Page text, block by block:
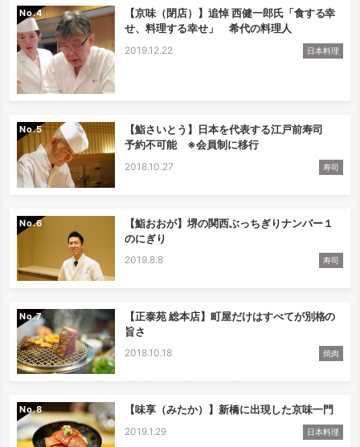
No.
【京味（閉店）】追悼 西健一郎氏「食する幸
せ、料理する幸せ」 希代の料理人
2019.12.22 日本料理
No.
【鮨さいとう】日本を代表する江戸前寿司
予約不可能 ※会員制に移行
2018.10.27 寿司
No.
【鮨おおが】堺の関西ぶっちぎりナンバー１
のにぎり
2019.8.8 寿司
No.
【正泰苑 総本店】町屋だけはすべてが別格の
旨さ
2018.10.18 焼肉
No. 【味享（みたか）】新橋に出現した京味一門
2019.1.29 日本料理